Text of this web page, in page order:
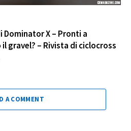
Dominator X – Pronti a
gravel? – Rivista di ciclocross
A COMMENT